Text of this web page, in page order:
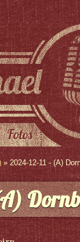
Fotos
» 2024-12-11 - (A)